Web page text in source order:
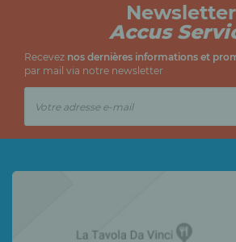
Newsletter
Accus
Recevez nos dernières informations et
par mail via notre newsletter